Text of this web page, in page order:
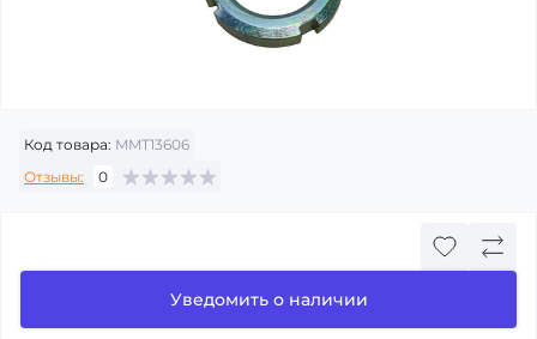
Код товара: MMT13606
Отзывы:
0
Уведомить о наличии